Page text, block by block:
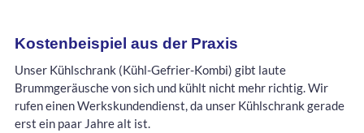
Kostenbeispiel aus der Praxis
Unser Kühlschrank (Kühl-Gefrier-Kombi) gibt laute
Brummgeräusche von sich und kühlt nicht mehr richtig. Wir
rufen einen Werkskundendienst, da unser Kühlschrank gerade
erst ein paar Jahre alt ist.